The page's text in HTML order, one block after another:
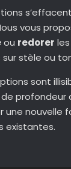
vous
ou redorer
stèle ou
sont
profondeur
une nouvelle
existantes.